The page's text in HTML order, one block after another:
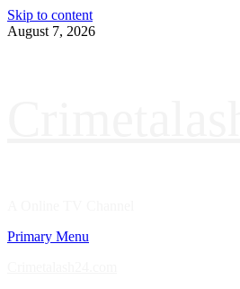
Skip to content
August 7, 2026
Primary Menu